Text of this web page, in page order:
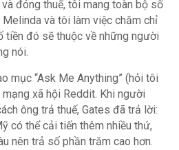
đóng thuế, tôi mang toàn bộ số
và tôi làm việc chăm chỉ
tiền đó sẽ thuộc về những người
nói.
mục “Ask Me Anything” (hỏi tôi
xã hội Reddit. Khi người
ông trả thuế, Gates đã trả lời:
có thể cải tiến thêm nhiều thứ,
nên trả số phần trăm cao hơn.